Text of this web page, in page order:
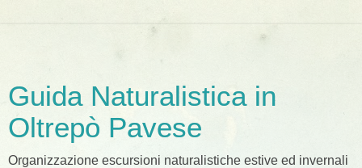
Guida Naturalistica in
Oltrepò Pavese
Organizzazione escursioni naturalistiche estive ed invernali